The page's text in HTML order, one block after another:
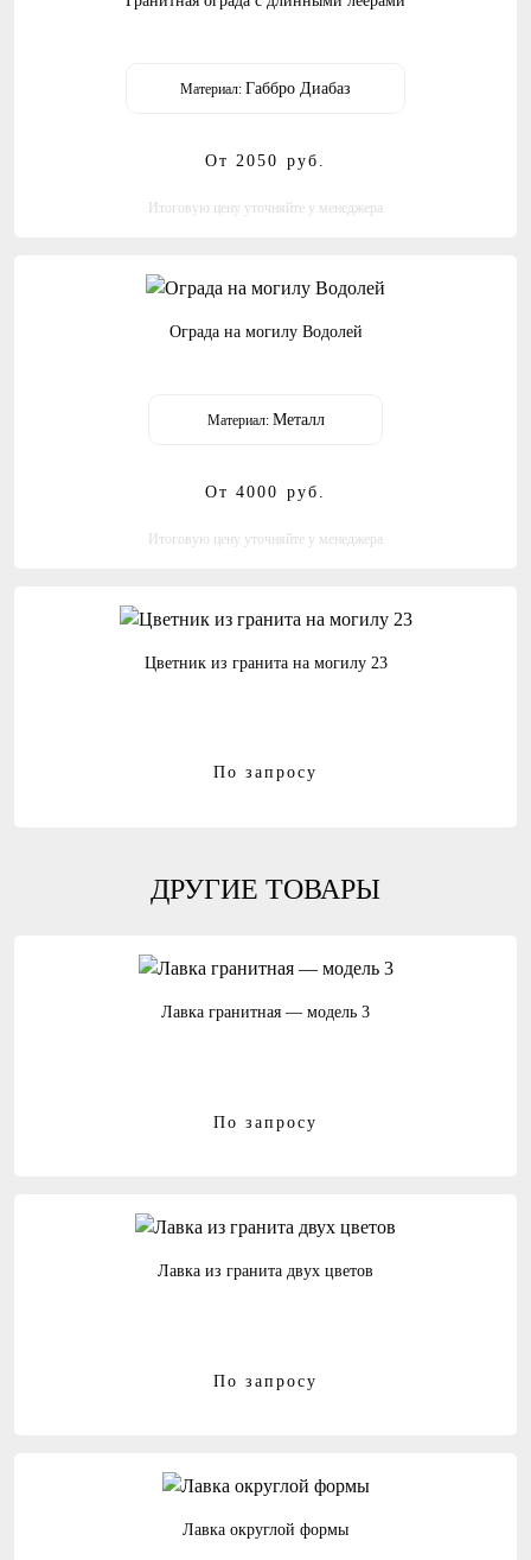
Материал: Габбро Диабаз
От 2050 руб.
Итоговую цену уточняйте у менеджера
Ограда на могилу Водолей
Материал: Металл
От 4000 руб.
Итоговую цену уточняйте у менеджера
Цветник из гранита на могилу 23
По запросу
ДРУГИЕ ТОВАРЫ
Лавка гранитная — модель 3
По запросу
Лавка из гранита двух цветов
По запросу
Лавка округлой формы